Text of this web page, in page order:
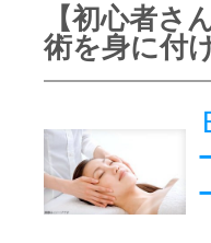
【初心者さ
術を身に付